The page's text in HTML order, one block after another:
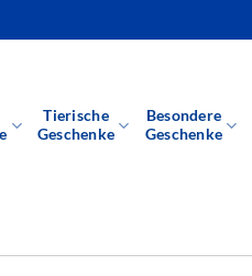
Tierische
Geschenke
Besondere
Geschenke